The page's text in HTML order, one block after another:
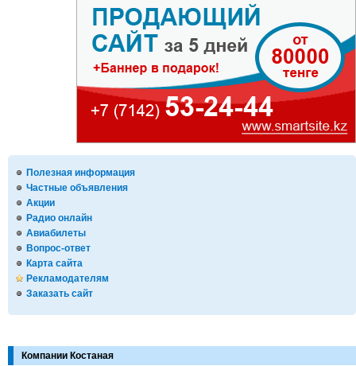
Полезная информация
Частные объявления
Акции
Радио онлайн
Авиабилеты
Вопрос-ответ
Карта сайта
Рекламодателям
Заказать сайт
Компании Костаная